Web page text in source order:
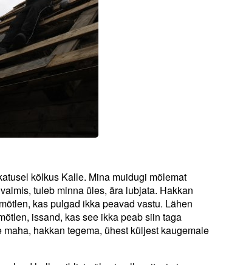
kõlkus Kalle. Mina muidugi mõlemat
tuleb minna üles, ära lubjata. Hakkan
kas pulgad ikka peavad vastu. Lähen
issand, kas see ikka peab siin taga
hakkan tegema, ühest küljest kaugemale